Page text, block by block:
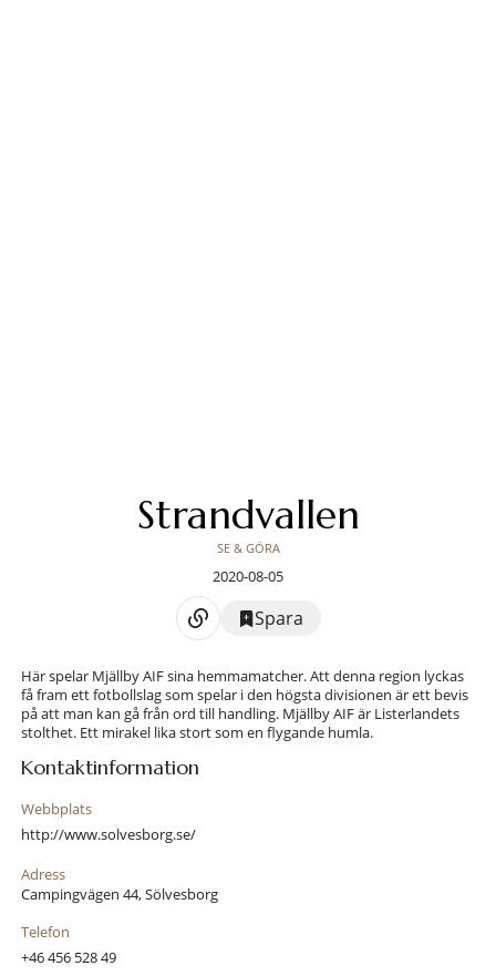
Strandvallen
SE & GÖRA
2020-08-05
Spara
Här spelar Mjällby AIF sina hemmamatcher. Att denna region lyckas
få fram ett fotbollslag som spelar i den högsta divisionen är ett bevis
på att man kan gå från ord till handling. Mjällby AIF är Listerlandets
stolthet. Ett mirakel lika stort som en flygande humla.
Kontaktinformation
Webbplats
http://www.solvesborg.se/
Adress
Campingvägen 44, Sölvesborg
Telefon
+46 456 528 49